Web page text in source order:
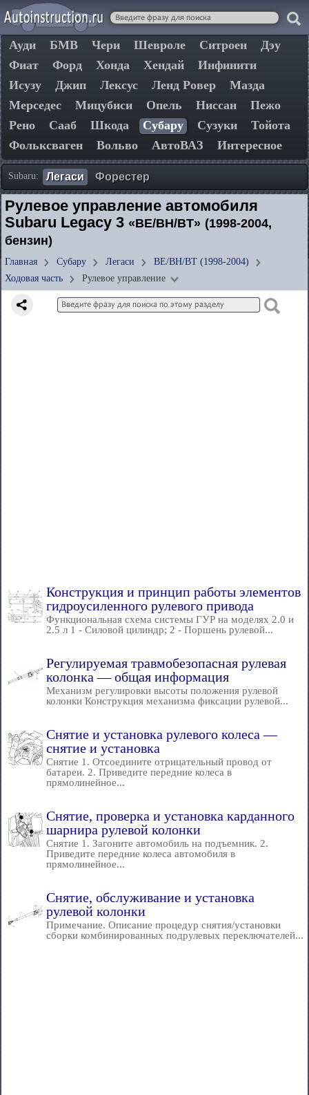
Ауди БМВ Чери Шевроле Ситроен
Дэу
Фиат
Форд Хонда Хендай
Инфинити
Исузу
Джип Лексус Ленд Ровер
Мазда
Мерседес
Мицубиси Опель Ниссан
Пежо
Рено
Сааб Шкода Субару Сузуки
Тойота
Фольксваген
Вольво АвтоВАЗ Интересное
Subaru: Легаси Форестер
Рулевое управление автомобиля
Subaru Legacy 3 «BE/BH/BT» (1998-2004,
бензин)
Главная Субару Легаси
BE/BH/BT (1998-2004)
Ходовая часть
Рулевое управление
Конструкция и принцип работы элементов
гидроусиленного рулевого привода
Функциональная схема системы ГУР на моделях 2.0 и
2.5 л 1 - Силовой цилиндр; 2 - Поршень рулевой...
Регулируемая травмобезопасная рулевая
колонка — общая информация
Механизм регулировки высоты положения рулевой
колонки Конструкция механизма фиксации рулевой...
Снятие и установка рулевого колеса —
снятие и установка
Снятие 1. Отсоедините отрицательный провод от
батареи. 2. Приведите передние колеса в
прямолинейное...
Снятие, проверка и установка карданного
шарнира рулевой колонки
Снятие 1. Загоните автомобиль на подъемник. 2.
Приведите передние колеса автомобиля в
прямолинейное...
Снятие, обслуживание и установка
рулевой колонки
Примечание. Описание процедур снятия/установки
сборки комбинированных подрулевых переключателей...